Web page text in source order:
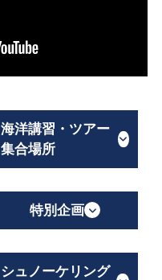
海洋講習・ツアー
集合場所
特別企画
シュノーケリング